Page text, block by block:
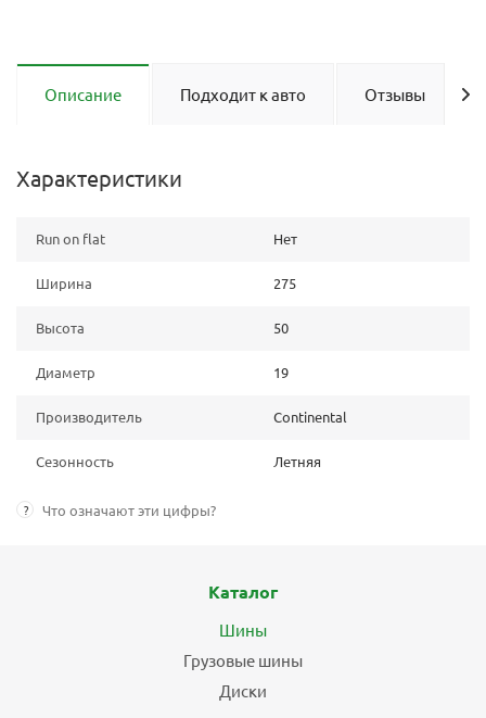
Описание Подходит к авто Отзывы
Характеристики
Run on flat Нет
Ширина 275
Высота 50
Диаметр 19
Производитель Continental
Сезонность Летняя
? Что означают эти цифры?
Каталог
Шины
Грузовые шины
Диски